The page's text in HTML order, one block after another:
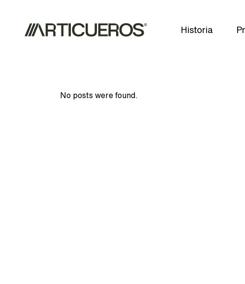
Historia
No posts were found.